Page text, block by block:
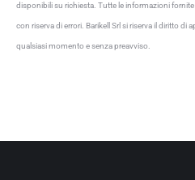
disponibili su richiesta. Tutte le informazioni
con riserva di errori. Barikell Srl si riserva il diritto di
qualsiasi momento e senza preavviso.